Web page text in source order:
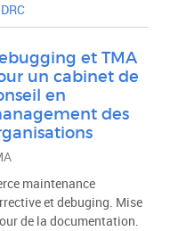
DRC
et TMA
un cabinet de
en
des
maintenance
et debuging. Mise
de la documentation.